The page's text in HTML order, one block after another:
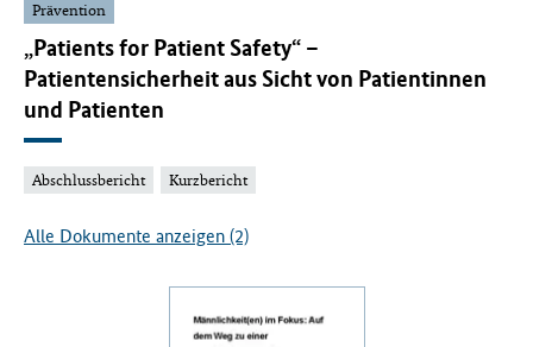
Prävention
„Patients for Patient Safety“ –
Patientensicherheit aus Sicht von Patientinnen
und Patienten
Abschlussbericht Kurzbericht
Alle Dokumente anzeigen (2)